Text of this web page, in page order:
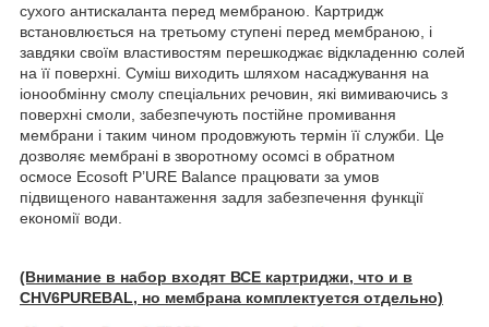
сухого антискаланта перед мембраною. Картридж
встановлюється на третьому ступені перед мембраною, і
завдяки своїм властивостям перешкоджає відкладенню солей
на її поверхні. Суміш виходить шляхом насаджування на
іонообмінну смолу спеціальних речовин, які вимиваючись з
поверхні смоли, забезпечують постійне промивання
мембрани і таким чином продовжують термін її служби. Це
дозволяє мембрані в зворотному осомсі в обратном
осмосе Ecosoft P’URE Balance працювати за умов
підвищеного навантаження задля забезпечення функції
економії води.
(Внимание в набор входят ВСЕ картриджи, что и в
CHV6PUREBAL, но мембрана комплектуется отдельно)